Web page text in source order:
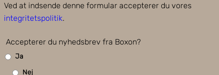
Ved at indsende denne formular accepterer du vores
integritetspolitik.
Accepterer du nyhedsbrev fra Boxon?
Ja
Nej